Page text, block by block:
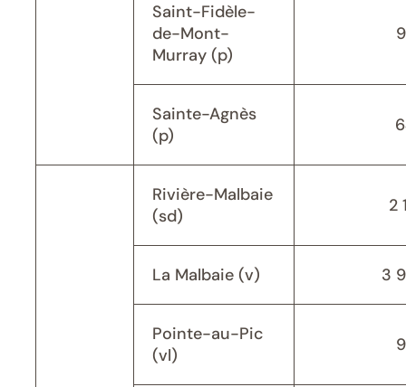
Saint-Fidèle-
de-Mont-
Murray (p)
Sainte-Agnès
(p)
Rivière-Malbaie
(sd)
2
La Malbaie (v) 3
Pointe-au-Pic
(vl)